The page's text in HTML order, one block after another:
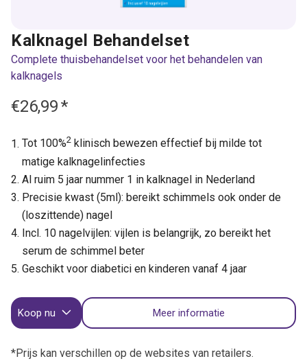
Kalknagel Behandelset
Complete thuisbehandelset voor het behandelen van
kalknagels
€26,99*
Tot 100%2 klinisch bewezen effectief bij milde tot
matige kalknagelinfecties
Al ruim 5 jaar nummer 1 in kalknagel in Nederland
Precisie kwast (5ml): bereikt schimmels ook onder de
(loszittende) nagel
Incl. 10 nagelvijlen: vijlen is belangrijk, zo bereikt het
serum de schimmel beter
Geschikt voor diabetici en kinderen vanaf 4 jaar
Koop nu Meer informatie
*Prijs kan verschillen op de websites van retailers.